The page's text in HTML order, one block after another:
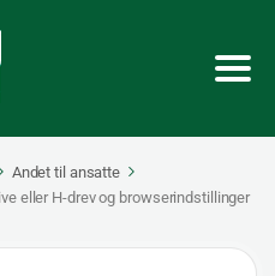
Andet til ansatte
eller H-drev og browserindstillinger